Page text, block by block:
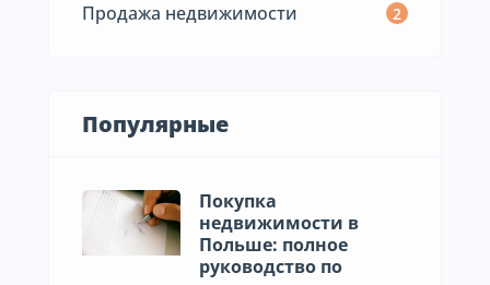
Продажа недвижимости 2
Популярные
Покупка
недвижимости в
Польше: полное
руководство по